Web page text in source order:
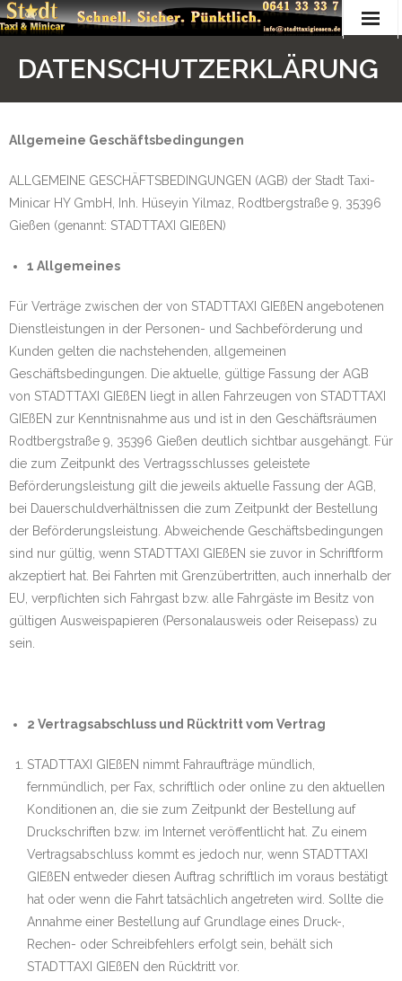
Kontakt
Fuhrpark
Impressum
Datenschutzerklärung
DATENSCHUTZERKLÄRUNG
Allgemeine Geschäftsbedingungen
ALLGEMEINE GESCHÄFTSBEDINGUNGEN (AGB) der Stadt Taxi-
Minicar HY GmbH, Inh. Hüseyin Yilmaz, Rodtbergstraße 9, 35396
Gießen (genannt: STADTTAXI GIEßEN)
1 Allgemeines
Für Verträge zwischen der von STADTTAXI GIEßEN angebotenen
Dienstleistungen in der Personen- und Sachbeförderung und
Kunden gelten die nachstehenden, allgemeinen
Geschäftsbedingungen. Die aktuelle, gültige Fassung der AGB
von STADTTAXI GIEßEN liegt in allen Fahrzeugen von STADTTAXI
GIEßEN zur Kenntnisnahme aus und ist in den Geschäftsräumen
Rodtbergstraße 9, 35396 Gießen deutlich sichtbar ausgehängt. Für
die zum Zeitpunkt des Vertragsschlusses geleistete
Beförderungsleistung gilt die jeweils aktuelle Fassung der AGB,
bei Dauerschuldverhältnissen die zum Zeitpunkt der Bestellung
der Beförderungsleistung. Abweichende Geschäftsbedingungen
sind nur gültig, wenn STADTTAXI GIEßEN sie zuvor in Schriftform
akzeptiert hat. Bei Fahrten mit Grenzübertritten, auch innerhalb der
EU, verpflichten sich Fahrgast bzw. alle Fahrgäste im Besitz von
gültigen Ausweispapieren (Personalausweis oder Reisepass) zu
sein.
2 Vertragsabschluss und Rücktritt vom Vertrag
STADTTAXI GIEßEN nimmt Fahraufträge mündlich,
fernmündlich, per Fax, schriftlich oder online zu den aktuellen
Konditionen an, die sie zum Zeitpunkt der Bestellung auf
Druckschriften bzw. im Internet veröffentlicht hat. Zu einem
Vertragsabschluss kommt es jedoch nur, wenn STADTTAXI
GIEßEN entweder diesen Auftrag schriftlich im voraus bestätigt
hat oder wenn die Fahrt tatsächlich angetreten wird. Sollte die
Annahme einer Bestellung auf Grundlage eines Druck-,
Rechen- oder Schreibfehlers erfolgt sein, behält sich
STADTTAXI GIEßEN den Rücktritt vor.